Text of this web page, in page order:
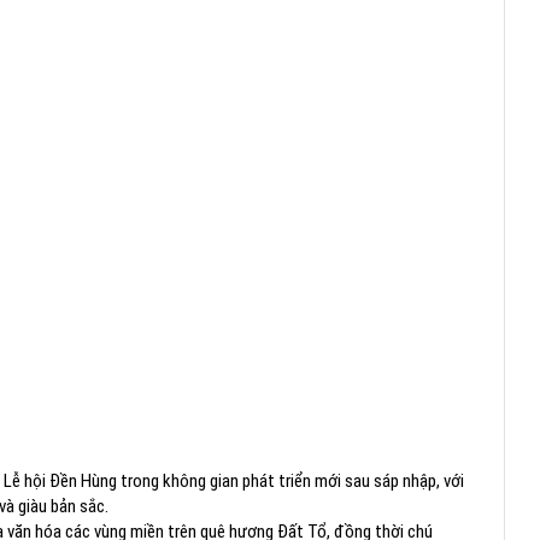
hội Đền Hùng trong không gian phát triển mới sau sáp nhập, với
giàu bản sắc.
hóa các vùng miền trên quê hương Đất Tổ, đồng thời chú